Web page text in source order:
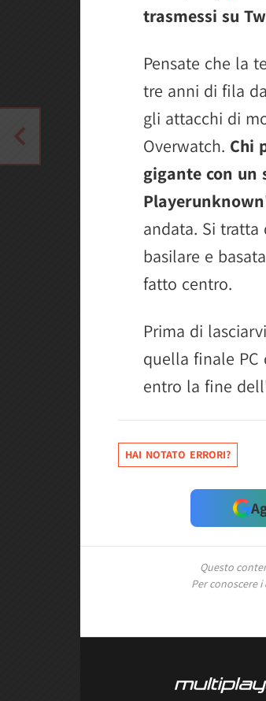
trasmessi su
Pensate che la
tre anni di fila
gli attacchi di
Overwatch. Chi
gigante con un
andata. Si
basilare e
fatto centro.
Prima di
quella finale PC
entro la fine
HAI NOTATO ERRORI?
Questo
Per conoscere